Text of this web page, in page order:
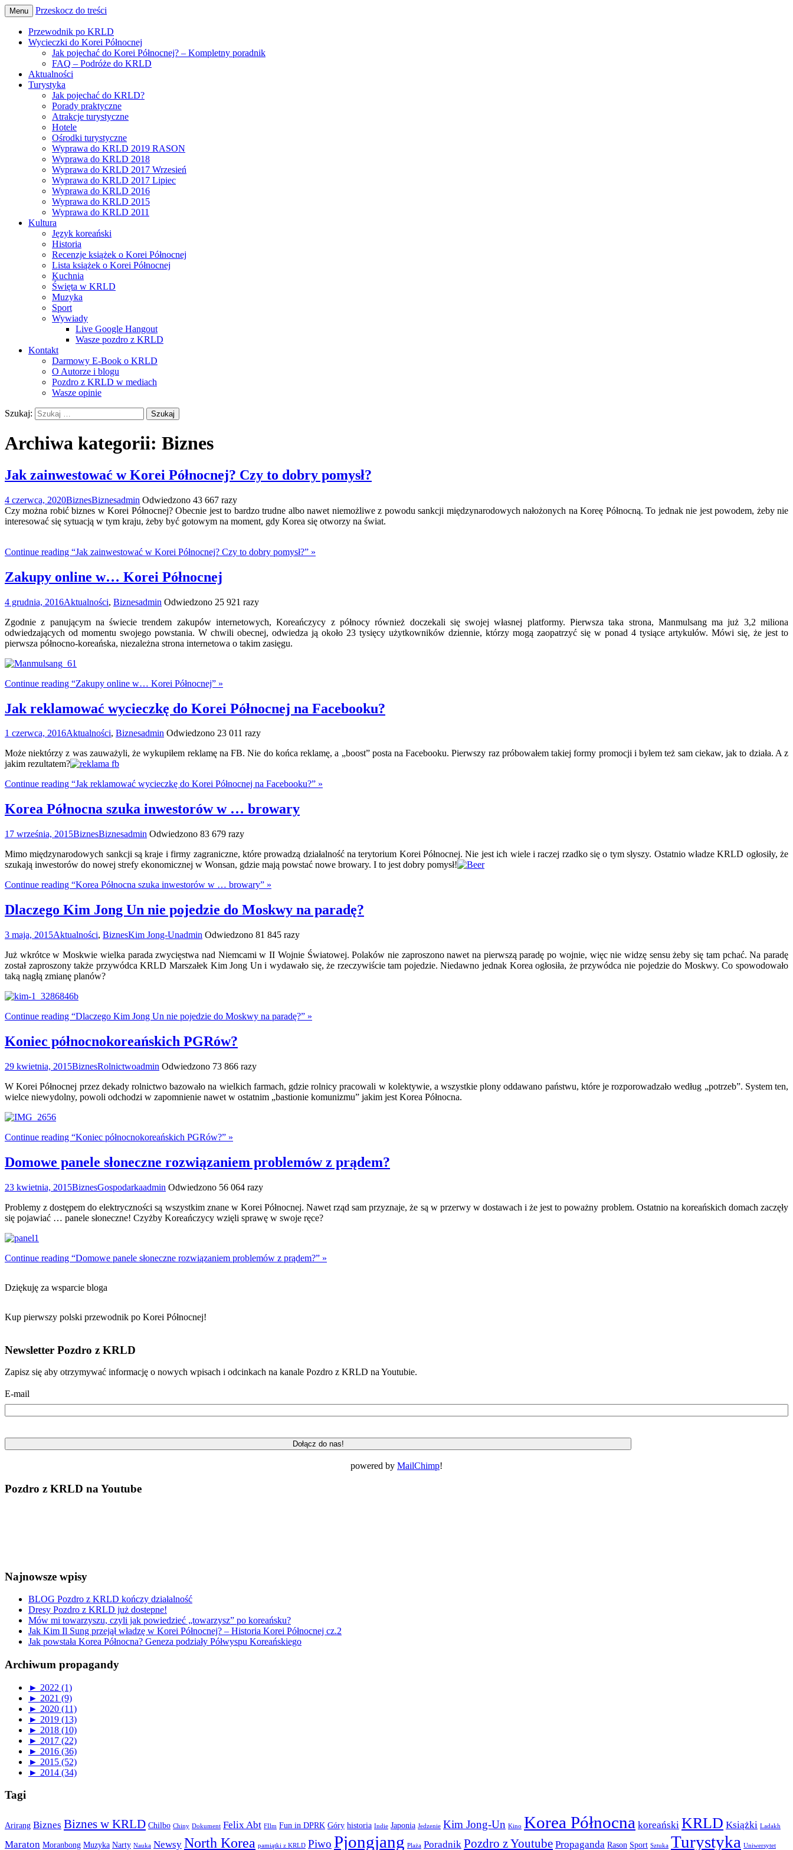
Pozdro z KRLD
Menu Przeskocz do treści
Przewodnik po KRLD
Wycieczki do Korei Północnej
Jak pojechać do Korei Północnej? – Kompletny poradnik
FAQ – Podróże do KRLD
Aktualności
Turystyka
Jak pojechać do KRLD?
Porady praktyczne
Atrakcje turystyczne
Hotele
Ośrodki turystyczne
Wyprawa do KRLD 2019 RASON
Wyprawa do KRLD 2018
Wyprawa do KRLD 2017 Wrzesień
Wyprawa do KRLD 2017 Lipiec
Wyprawa do KRLD 2016
Wyprawa do KRLD 2015
Wyprawa do KRLD 2011
Kultura
Język koreański
Historia
Recenzje książek o Korei Północnej
Lista książek o Korei Północnej
Kuchnia
Święta w KRLD
Muzyka
Sport
Wywiady
Live Google Hangout
Wasze pozdro z KRLD
Kontakt
Darmowy E-Book o KRLD
O Autorze i blogu
Pozdro z KRLD w mediach
Wasze opinie
Szukaj:
Archiwa kategorii: Biznes
Jak zainwestować w Korei Północnej? Czy to dobry pomysł?
4 czerwca, 2020BiznesBiznesadmin Odwiedzono 43 667 razy
Czy można robić biznes w Korei Północnej? Obecnie jest to bardzo trudne albo nawet niemożliwe z powodu sankcji międzynarodowych nałożonych na Koreę Północną. To jednak nie jest powodem, żeby nie
interesować się sytuacją w tym kraju, żeby być gotowym na moment, gdy Korea się otworzy na świat.
Continue reading “Jak zainwestować w Korei Północnej? Czy to dobry pomysł?” »
Zakupy online w… Korei Północnej
4 grudnia, 2016Aktualności, Biznesadmin Odwiedzono 25 921 razy
Zgodnie z panującym na świecie trendem zakupów internetowych, Koreańczycy z północy również doczekali się swojej własnej platformy. Pierwsza taka strona, Manmulsang ma już 3,2 miliona
odwiedzających od momentu swojego powstania. W chwili obecnej, odwiedza ją około 23 tysięcy użytkowników dziennie, którzy mogą zaopatrzyć się w ponad 4 tysiące artykułów. Mówi się, że jest to
pierwsza północno-koreańska, niezależna strona internetowa o takim zasięgu.
Continue reading “Zakupy online w… Korei Północnej” »
Jak reklamować wycieczkę do Korei Północnej na Facebooku?
1 czerwca, 2016Aktualności, Biznesadmin Odwiedzono 23 011 razy
Może niektórzy z was zauważyli, że wykupiłem reklamę na FB. Nie do końca reklamę, a „boost” posta na Facebooku. Pierwszy raz próbowałem takiej formy promocji i byłem też sam ciekaw, jak to działa. A z
jakim rezultatem?
Continue reading “Jak reklamować wycieczkę do Korei Północnej na Facebooku?” »
Korea Północna szuka inwestorów w … browary
17 września, 2015BiznesBiznesadmin Odwiedzono 83 679 razy
Mimo międzynarodowych sankcji są kraje i firmy zagraniczne, które prowadzą działalność na terytorium Korei Północnej. Nie jest ich wiele i raczej rzadko się o tym słyszy. Ostatnio władze KRLD ogłosiły, że
szukają inwestorów do nowej strefy ekonomicznej w Wonsan, gdzie mają powstać nowe browary. I to jest dobry pomysł!
Continue reading “Korea Północna szuka inwestorów w … browary” »
Dlaczego Kim Jong Un nie pojedzie do Moskwy na paradę?
3 maja, 2015Aktualności, BiznesKim Jong-Unadmin Odwiedzono 81 845 razy
Już wkrótce w Moskwie wielka parada zwycięstwa nad Niemcami w II Wojnie Światowej. Polaków nie zaproszono nawet na pierwszą paradę po wojnie, więc nie widzę sensu żeby się tam pchać. Na paradę
został zaproszony także przywódca KRLD Marszałek Kim Jong Un i wydawało się, że rzeczywiście tam pojedzie. Niedawno jednak Korea ogłosiła, że przywódca nie pojedzie do Moskwy. Co spowodowało
taką nagłą zmianę planów?
Continue reading “Dlaczego Kim Jong Un nie pojedzie do Moskwy na paradę?” »
Koniec północnokoreańskich PGRów?
29 kwietnia, 2015BiznesRolnictwoadmin Odwiedzono 73 866 razy
W Korei Północnej przez dekady rolnictwo bazowało na wielkich farmach, gdzie rolnicy pracowali w kolektywie, a wszystkie plony oddawano państwu, które je rozporowadzało według „potrzeb”. System ten,
wielce niewydolny, powoli odchodzi w zapomnienie nawet w ostatnim „bastionie komunizmu” jakim jest Korea Północna.
Continue reading “Koniec północnokoreańskich PGRów?” »
Domowe panele słoneczne rozwiązaniem problemów z prądem?
23 kwietnia, 2015BiznesGospodarkaadmin Odwiedzono 56 064 razy
Problemy z dostępem do elektryczności są wszystkim znane w Korei Północnej. Nawet rząd sam przyznaje, że są w przerwy w dostawach i że jest to poważny problem. Ostatnio na koreańskich domach zaczęły
się pojawiać … panele słoneczne! Czyżby Koreańczycy wzięli sprawę w swoje ręce?
Continue reading “Domowe panele słoneczne rozwiązaniem problemów z prądem?” »
Dziękuję za wsparcie bloga
Kup pierwszy polski przewodnik po Korei Północnej!
Newsletter Pozdro z KRLD
Zapisz się aby otrzymywać informację o nowych wpisach i odcinkach na kanale Pozdro z KRLD na Youtubie.
E-mail
powered by MailChimp!
Pozdro z KRLD na Youtube
Najnowsze wpisy
BLOG Pozdro z KRLD kończy działalność
Dresy Pozdro z KRLD już dostepne!
Mów mi towarzyszu, czyli jak powiedzieć „towarzysz” po koreańsku?
Jak Kim Il Sung przejął władzę w Korei Północnej? – Historia Korei Północnej cz.2
Jak powstała Korea Północna? Geneza podziały Półwyspu Koreańskiego
Archiwum propagandy
► 2022 (1)
► 2021 (9)
► 2020 (11)
► 2019 (13)
► 2018 (10)
► 2017 (22)
► 2016 (36)
► 2015 (52)
► 2014 (34)
Tagi
Arirang Biznes Biznes w KRLD Chilbo Chiny Dokument Felix Abt FIlm Fun in DPRK Góry historia Indie Japonia Jedzenie Kim Jong-Un Kino Korea Północna koreański KRLD Książki Ladakh
Maraton Moranbong Muzyka Narty Nauka Newsy North Korea pamiątki z KRLD Piwo Pjongjang Plaża Poradnik Pozdro z Youtube Propaganda Rason Sport Sztuka Turystyka Uniwersytet